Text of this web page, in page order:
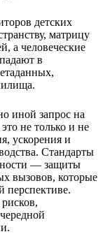
детских
матрицу
а человеческие
в
иной запрос на
не только и не
ускорения и
Стандарты
— защиты
вызовов, которые
перспективе.